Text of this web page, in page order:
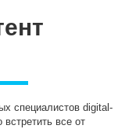
специалистов digital-
все от